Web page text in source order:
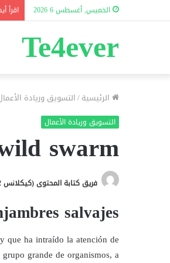
الخميس, أغسطس 6 2026 اقرأ
Te4ever
الرئيسية/التسويق وريادة
التسويق وريادة الأعمال
swarm
فريق كتابة المحتوى (كيكلانس 2)
salvajes
que ha intraído la atención de
grande de organismos, a